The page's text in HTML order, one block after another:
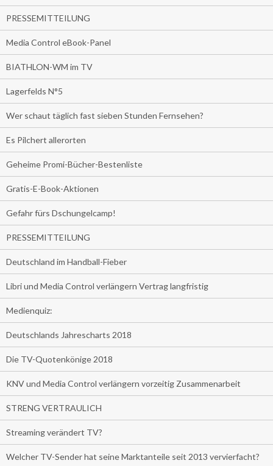
PRESSEMITTEILUNG
Media Control eBook-Panel
BIATHLON-WM im TV
Lagerfelds N°5
Wer schaut täglich fast sieben Stunden Fernsehen?
Es Pilchert allerorten
Geheime Promi-Bücher-Bestenliste
Gratis-E-Book-Aktionen
Gefahr fürs Dschungelcamp!
PRESSEMITTEILUNG
Deutschland im Handball-Fieber
Libri und Media Control verlängern Vertrag langfristig
Medienquiz:
Deutschlands Jahrescharts 2018
Die TV-Quotenkönige 2018
KNV und Media Control verlängern vorzeitig Zusammenarbeit
STRENG VERTRAULICH
Streaming verändert TV?
Welcher TV-Sender hat seine Marktanteile seit 2013 vervierfacht?